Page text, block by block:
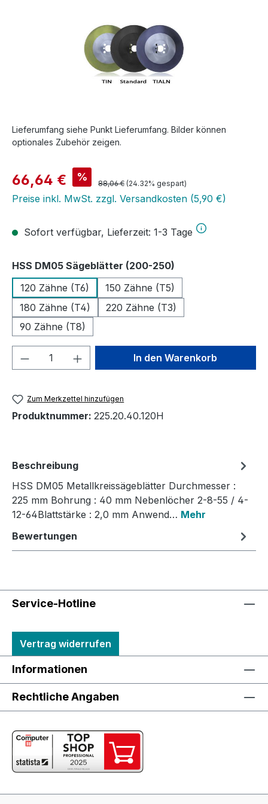
Lieferumfang siehe Punkt Lieferumfang. Bilder können
optionales Zubehör zeigen.
Verkaufspreis:
66,64 € % Regulärer Preis:
88,06 € (24.32% gespart)
Preise inkl. MwSt. zzgl. Versandkosten (5,90 €)
Sofort verfügbar, Lieferzeit: 1-3 Tage
HSS DM05 Sägeblätter (200-250)
120 Zähne (T6)
150 Zähne (T5)
180 Zähne (T4)
220 Zähne (T3)
90 Zähne (T8)
Produkt Anzahl: Gib denIn den Warenkorb
Zum Merkzettel hinzufügen
Produktnummer: 225.20.40.120H
Beschreibung
HSS DM05 Metallkreissägeblätter Durchmesser :
225 mm Bohrung : 40 mm Nebenlöcher 2-8-55 / 4-
12-64Blattstärke : 2,0 mm Anwend… Mehr
Bewertungen
Service-Hotline
Vertrag widerrufen
Informationen
Rechtliche Angaben